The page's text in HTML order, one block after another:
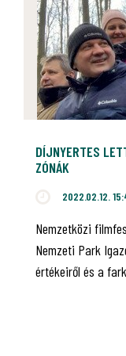
DÍJNYERTES
ZÓNÁK
2022.02.12.
Nemzetközi
Nemzeti Park
értékeiről és a